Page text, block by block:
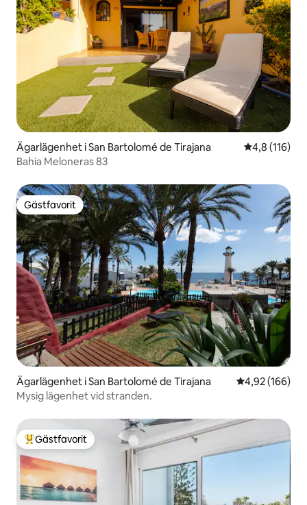
Ägarlägenhet i San Bartolomé de Tirajana 4,8 av 5 i
4,8 (116)
Bahia Meloneras 83
Gästfavorit
Gästfavorit
Ägarlägenhet i San Bartolomé de Tirajana 4,92 av 5 i
4,92 (166)
Mysig lägenhet vid stranden.
Populär gästfavorit
Gästfavorit